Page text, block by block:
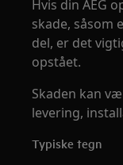
Hvis din AEG
skade, såsom
del, er det
opstået.
Skaden kan
levering,
Typiske tegn